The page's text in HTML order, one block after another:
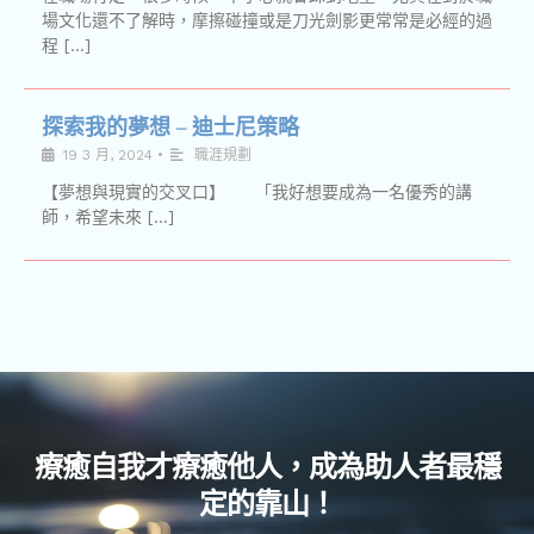
場文化還不了解時，摩擦碰撞或是刀光劍影更常常是必經的過
程 […]
探索我的夢想 – 迪士尼策略
19 3 月, 2024 • 職涯規劃
【夢想與現實的交叉口】 「我好想要成為一名優秀的講
師，希望未來 […]
療癒自我才療癒他人，成為助人者最穩
定的靠山！